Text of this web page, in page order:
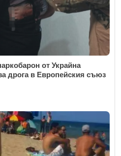
от Украйна
дрога в Европейския съюз